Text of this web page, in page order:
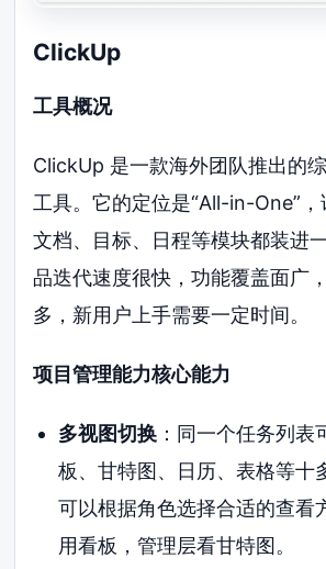
ClickUp
工具概况
ClickUp 是一款海外团队推出的
工具。它的定位是“All-in-One”，
文档、目标、日程等模块都装进
品迭代速度很快，功能覆盖面广
多，新用户上手需要一定时间。
项目管理能力核心能力
多视图切换：同一个任务列表
板、甘特图、日历、表格等十
可以根据角色选择合适的查看
用看板，管理层看甘特图。